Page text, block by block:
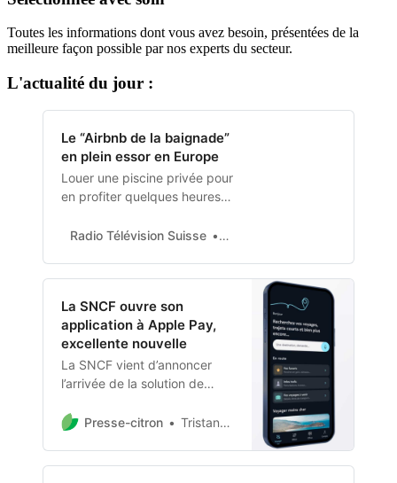
Toutes les informations dont vous avez besoin, présentées de la
meilleure façon possible par nos experts du secteur.
L'actualité du jour :
Le “Airbnb de la baignade”
en plein essor en Europe
Louer une piscine privée pour
en profiter quelques heures
un type de location en plein
moyen de participer aux frais
d’entretien de leurs biens et
les locataires louent la
tranquillité et…
Radio Télévision Suisse Radio Télévision Suisse
La SNCF ouvre son
application à Apple Pay,
excellente nouvelle
La SNCF vient d’annoncer
l’arrivée de la solution de
de son application SNCF
Presse-citron Tristan Carballeda